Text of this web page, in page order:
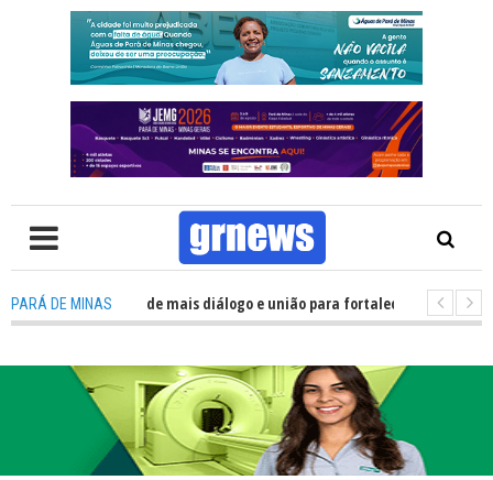
PARÁ DE MINAS
Política precisa de mais diálogo e união para fortalecer Minas e Pará